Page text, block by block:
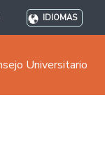
IDIOMAS
Universitario